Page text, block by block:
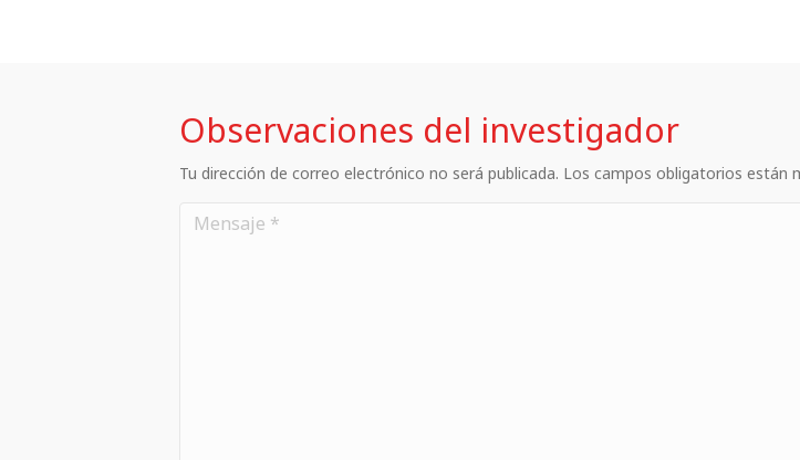
Observaciones del investigador
Tu dirección de correo electrónico no será publicada. Los campos obligatorios están